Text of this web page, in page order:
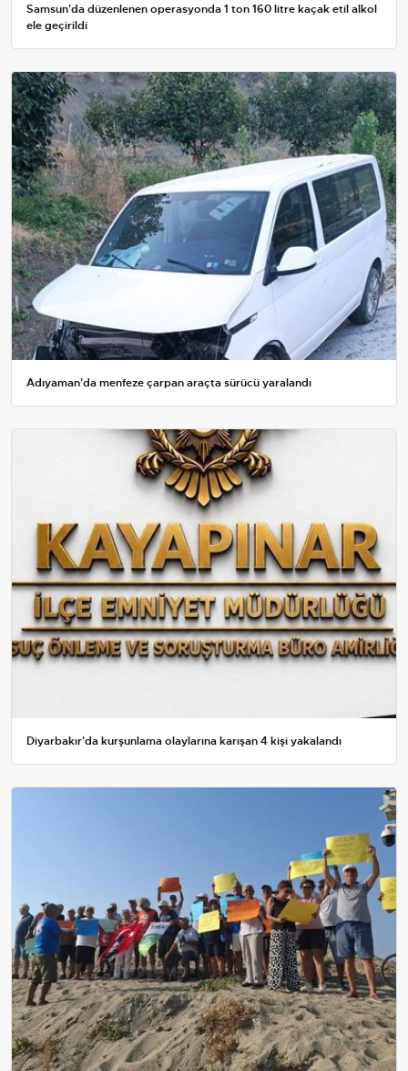
Samsun'da düzenlenen operasyonda 1 ton 160 litre kaçak etil alkol
ele geçirildi
Adıyaman'da menfeze çarpan araçta sürücü yaralandı
Diyarbakır'da kurşunlama olaylarına karışan 4 kişi yakalandı